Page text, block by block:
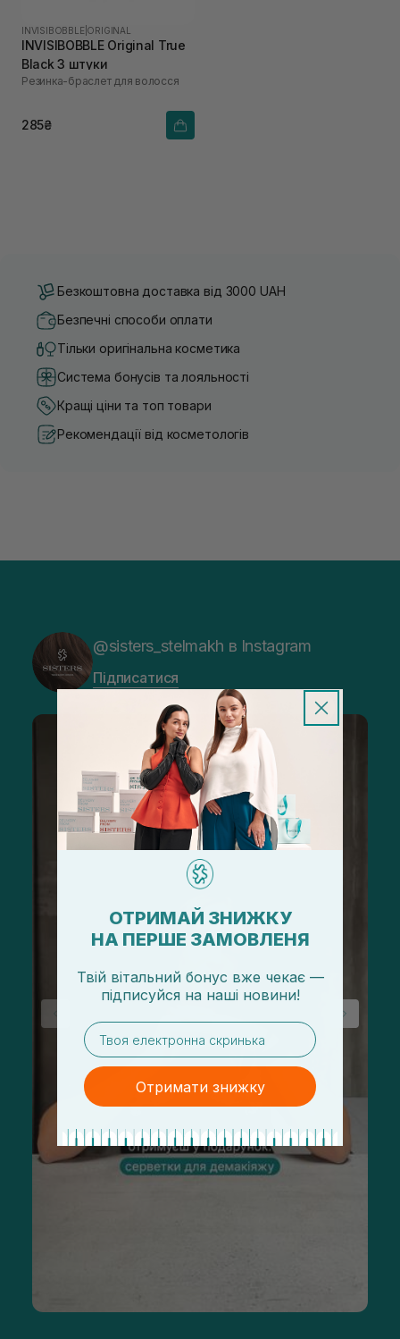
INVISIBOBBLE ORIGINAL
INVISIBOBBLE Original True
Black 3 штуки
Резинка-браслет для волосся
285₴
Безкоштовна доставка від 3000 UAH
Безпечні способи оплати
Тільки оригінальна косметика
Система бонусів та лояльності
Кращі ціни та топ товари
Рекомендації від косметологів
@sisters_stelmakh в Instagram
Підписатися
ОТРИМАЙ ЗНИЖКУ
НА ПЕРШЕ ЗАМОВЛЕНЯ
Твій вітальний бонус вже чекає —
підписуйся на наші новини!
email
Отримати знижку